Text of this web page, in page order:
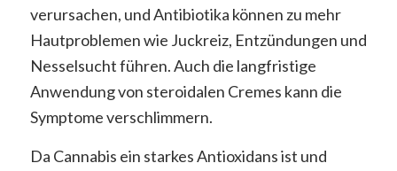
verursachen, und Antibiotika können zu mehr
Hautproblemen wie Juckreiz, Entzündungen und
Nesselsucht führen. Auch die langfristige
Anwendung von steroidalen Cremes kann die
Symptome verschlimmern.
Da Cannabis ein starkes Antioxidans ist und